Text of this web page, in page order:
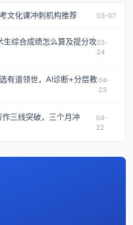
文化课冲刺机构推荐 03-07
生综合成绩怎么算及提分攻03-
24
有道领世，AI诊断+分层教04-
23
三线突破，三个月冲
04-
22